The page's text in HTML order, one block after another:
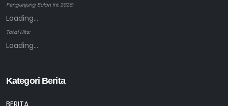
Pengunjung Bulan ini: 2026:
Loading...
Total Hits:
Loading...
Kategori Berita
BERITA